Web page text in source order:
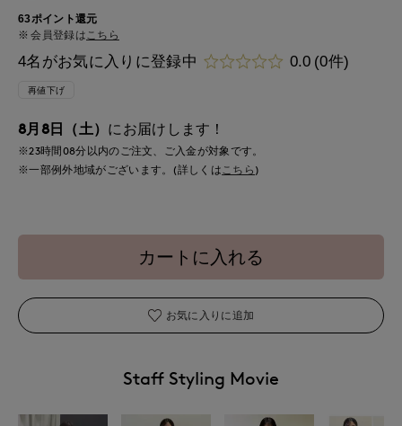
63ポイント還元
会員登録はこちら
4名がお気に入りに登録中 0.0 (0件)
再値下げ
8月8日（土） にお届けします！
※23時間08分以内のご注文、ご入金が対象です。
※一部例外地域がございます。(詳しくは こちら )
カートに入れる
お気に入りに追加
Staff Styling Movie